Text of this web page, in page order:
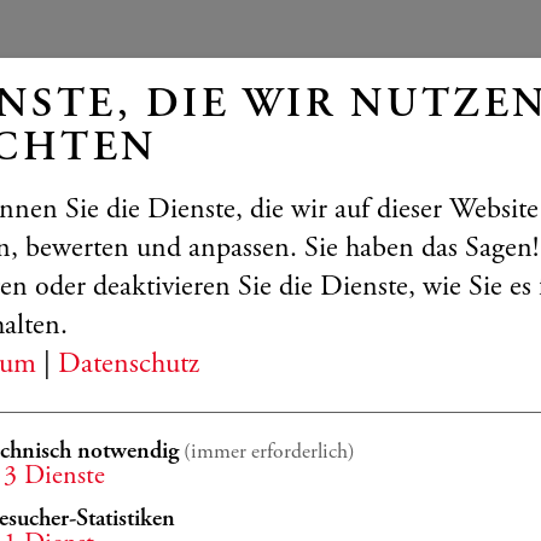
JANSEN
JANSEN & FRIENDS:
DIE WIR NUTZEN
Sie die Dienste, die wir auf dieser
bewerten und anpassen. Sie haben das Sagen!
oder deaktivieren Sie die Dienste, wie Sie es
Datenschutz
notwendig (immer erforderlich)
3 Dienste
Statistiken